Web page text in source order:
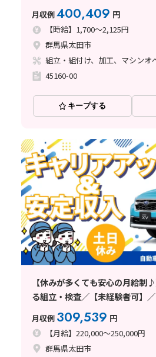
接可/大型連休有/年間休日120日
月収例400,409 円
【時給】1,700～2,125円
群馬県太田市
45160-00
キープする
【休みが多くても安心の月給制
る組立・検査／【未経験者可】／
月収例 309,539 円
【月給】220,000～250,000円
群馬県太田市